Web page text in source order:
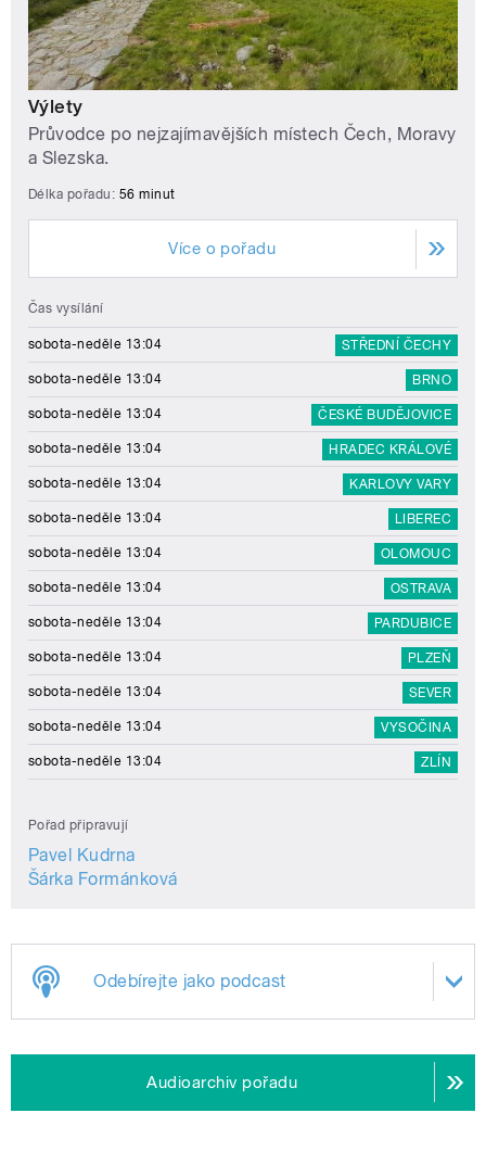
Výlety
Průvodce po nejzajímavějších místech Čech, Moravy
a Slezska.
Délka pořadu: 56 minut
Více o pořadu
Čas vysílání
sobota-neděle 13:04 STŘEDNÍ ČECHY
sobota-neděle 13:04 BRNO
sobota-neděle 13:04 ČESKÉ BUDĚJOVICE
sobota-neděle 13:04 HRADEC KRÁLOVÉ
sobota-neděle 13:04 KARLOVY VARY
sobota-neděle 13:04 LIBEREC
sobota-neděle 13:04 OLOMOUC
sobota-neděle 13:04 OSTRAVA
sobota-neděle 13:04 PARDUBICE
sobota-neděle 13:04 PLZEŇ
sobota-neděle 13:04 SEVER
sobota-neděle 13:04 VYSOČINA
sobota-neděle 13:04 ZLÍN
Pořad připravují
Pavel Kudrna
Šárka Formánková
Odebírejte jako podcast
Audioarchiv pořadu